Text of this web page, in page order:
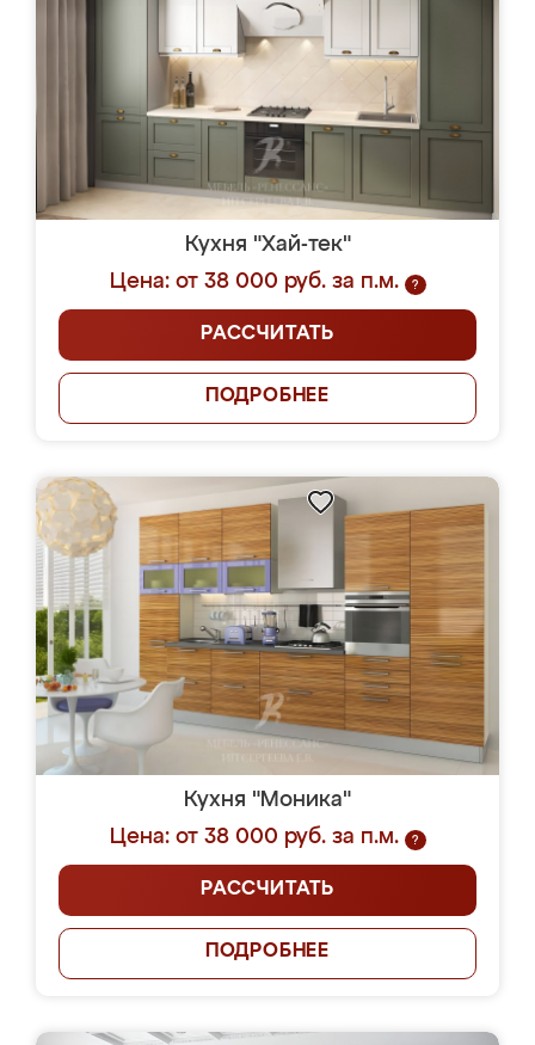
Кухня "Хай-тек"
Цена: от 38 000 руб. за п.м.
?
РАССЧИТАТЬ
ПОДРОБНЕЕ
Кухня "Моника"
Цена: от 38 000 руб. за п.м.
?
РАССЧИТАТЬ
ПОДРОБНЕЕ